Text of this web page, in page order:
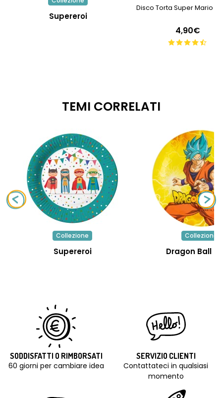
Supereroi
Disco Torta Super Mario
4,90€
TEMI CORRELATI
Collezione
Supereroi
Collezione
Dragon Ball
SODDISFATTI O RIMBORSATI
60 giorni per cambiare idea
SERVIZIO CLIENTI
Contattateci in qualsiasi
momento